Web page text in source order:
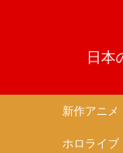
日本
新作アニメ
ホロライブ